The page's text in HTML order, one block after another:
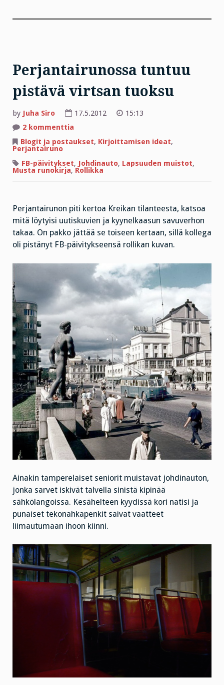
Perjantairunossa tuntuu
pistävä virtsan tuoksu
by Juha Siro 17.5.2012
15:13
2 kommenttia
tuntuu
pistävä
tuoksu
Blogit ja postaukset, Kirjoittamisen ideat,
Perjantairuno
FB-päivitykset, Johdinauto, Lapsuuden muistot,
Musta runokirja, Rollikka
Perjantairunon piti kertoa Kreikan tilanteesta, katsoa
mitä löytyisi uutiskuvien ja kyynelkaasun savuverhon
takaa. On pakko jättää se toiseen kertaan, sillä kollega
oli pistänyt FB-päivitykseensä rollikan kuvan.
Ainakin tamperelaiset seniorit muistavat johdinauton,
jonka sarvet iskivät talvella sinistä kipinää
sähkölangoissa. Kesähelteen kyydissä kori natisi ja
punaiset tekonahkapenkit saivat vaatteet
liimautumaan ihoon kiinni.